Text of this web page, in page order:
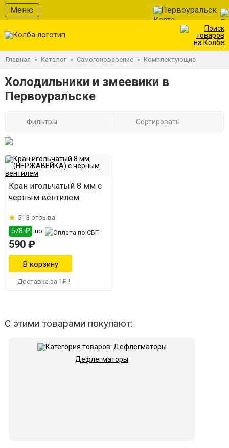
Меню Первоуральск
Главная » Каталог » Самогоноварение » Комплектующие
Холодильники и змеевики в
Первоуральске
Фильтры Сортировать
Кран игольчатый 8 мм с
черным вентилем
5 | 3 отзыва
578 ₽ по
590 ₽
Доставка за 1₽ !
С этими товарами покупают:
Дефлегматоры